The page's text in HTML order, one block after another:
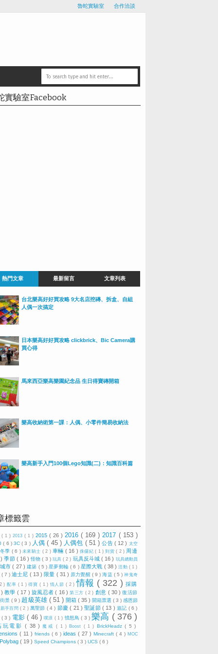
魯蛇實驗室 合作洽談
實驗室Facebook
熱門文章 最新留言 文章列表
台北樂高好好買攻略 9大名店挖磚、拆盒、自組
人偶一次搞定
日本樂高好好買攻略 clickbrick、Bic Camera購
買心得
馬來西亞樂高樂園紀念品 生日得寶磚開箱
樂高收納術第一課：人偶、小零件簡易收納法
樂高新手入門100個Lego知識(二)：知識百科篇
標籤雲
( 1 )2013( 1 )2015( 26 ) 2016( 169 ) 2017 ( 153 )
( 6 ) 3C( 3 ) 人偶( 45 ) 人偶包 ( 51 )公告 ( 12 ) 太空
冬季( 6 )未來騎士 ( 2 ) 車輛 ( 16 ) 侏儸紀( 1 )到貨( 2 ) 周邊
)季節 ( 16 )怪物( 3 ) 玩具( 2 ) 玩具反斗城( 16 ) 玩具總動員
城市( 27 ) 建築 ( 5 )星夢郵輪( 6 ) 星際大戰 ( 38 )活動 ( 1 )
( 7 )迪士尼 ( 13 )限量 ( 31 ) 原力覺醒 ( 9 )海盜 ( 5 )神鬼奇
) 配率 ( 1 )得寶( 1 ) 情人節( 2 )情報 ( 322 )採購
)教學 ( 17 ) 旋風忍者( 16 )第三方 ( 2 ) 創意 ( 30 )復活節
街景( 9 ) 超級英雄 ( 51 ) 開箱 ( 35 )開箱票選( 3 )感恩節
新手百問( 2 ) 萬聖節 ( 4 ) 節慶( 21 )聖誕節( 13 ) 遊記 ( 6 )
( 3 ) 電影( 46 )噗浪 ( 1 ) 憤怒鳥( 3 )樂高 ( 376 )
玩電影( 38 ) 魔戒( 1 ) Boost ( 1 ) BrickHeadz( 5 )
( 11 ) friends ( 6 ) ideas ( 27 ) Minecraft ( 4 ) MOC
Polybag( 19 )Speed Champions( 3 )UCS( 6 )